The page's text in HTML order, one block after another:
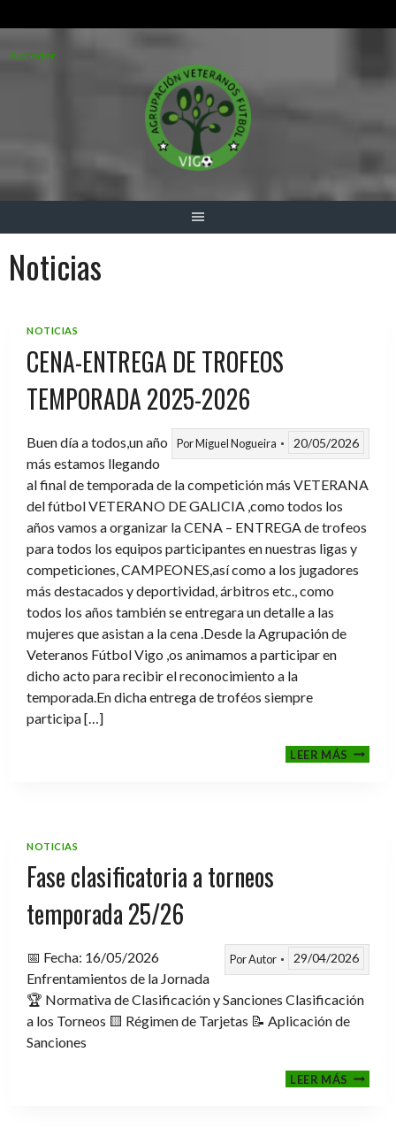
alAcceder
Noticias
NOTICIAS
CENA-ENTREGA DE TROFEOS
TEMPORADA 2025-2026
PorMiguel Nogueira 20/05/2026
Buen día a todos,un año
más estamos llegando
al final de temporada de la competición más VETERANA
del fútbol VETERANO DE GALICIA ,como todos los
años vamos a organizar la CENA – ENTREGA de trofeos
para todos los equipos participantes en nuestras ligas y
competiciones, CAMPEONES,así como a los jugadores
más destacados y deportividad, árbitros etc., como
todos los años también se entregara un detalle a las
mujeres que asistan a la cena .Desde la Agrupación de
Veteranos Fútbol Vigo ,os animamos a participar en
dicho acto para recibir el reconocimiento a la
temporada.En dicha entrega de troféos siempre
participa […]
LEER MÁSCENA-
NOTICIAS
Fase clasificatoria a torneos
temporada 25/26
PorAutor 29/04/2026
📅 Fecha: 16/05/2026
Enfrentamientos de la Jornada
🏆 Normativa de Clasificación y Sanciones Clasificación
a los Torneos 🟨 Régimen de Tarjetas 📝 Aplicación de
Sanciones
LEER MÁSFASE